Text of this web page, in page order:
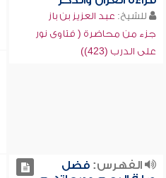
للشيخ: عبد العزيز بن باز
جزء من محاضرة ( فتاوى نور
على الدرب (423))
الفهرس:فضل